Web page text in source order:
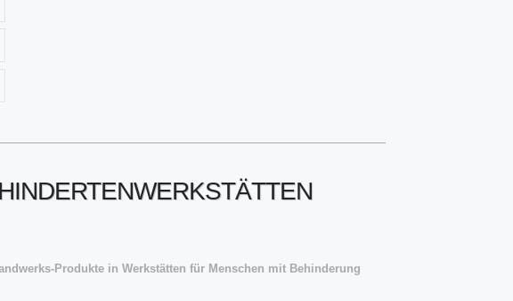
Produkte in Werkstätten für Menschen mit Behinderung